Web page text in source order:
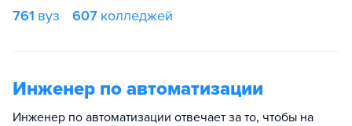
761 вуз 607 колледжей
Инженер по автоматизации
Инженер по автоматизации отвечает за то, чтобы на